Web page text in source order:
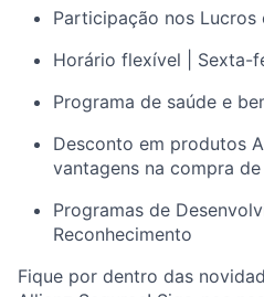
Participação nos Lucros
Horário flexível | Sexta-
Programa de saúde e
Desconto em produtos
vantagens na compra
Programas de
Reconhecimento
Fique por dentro das